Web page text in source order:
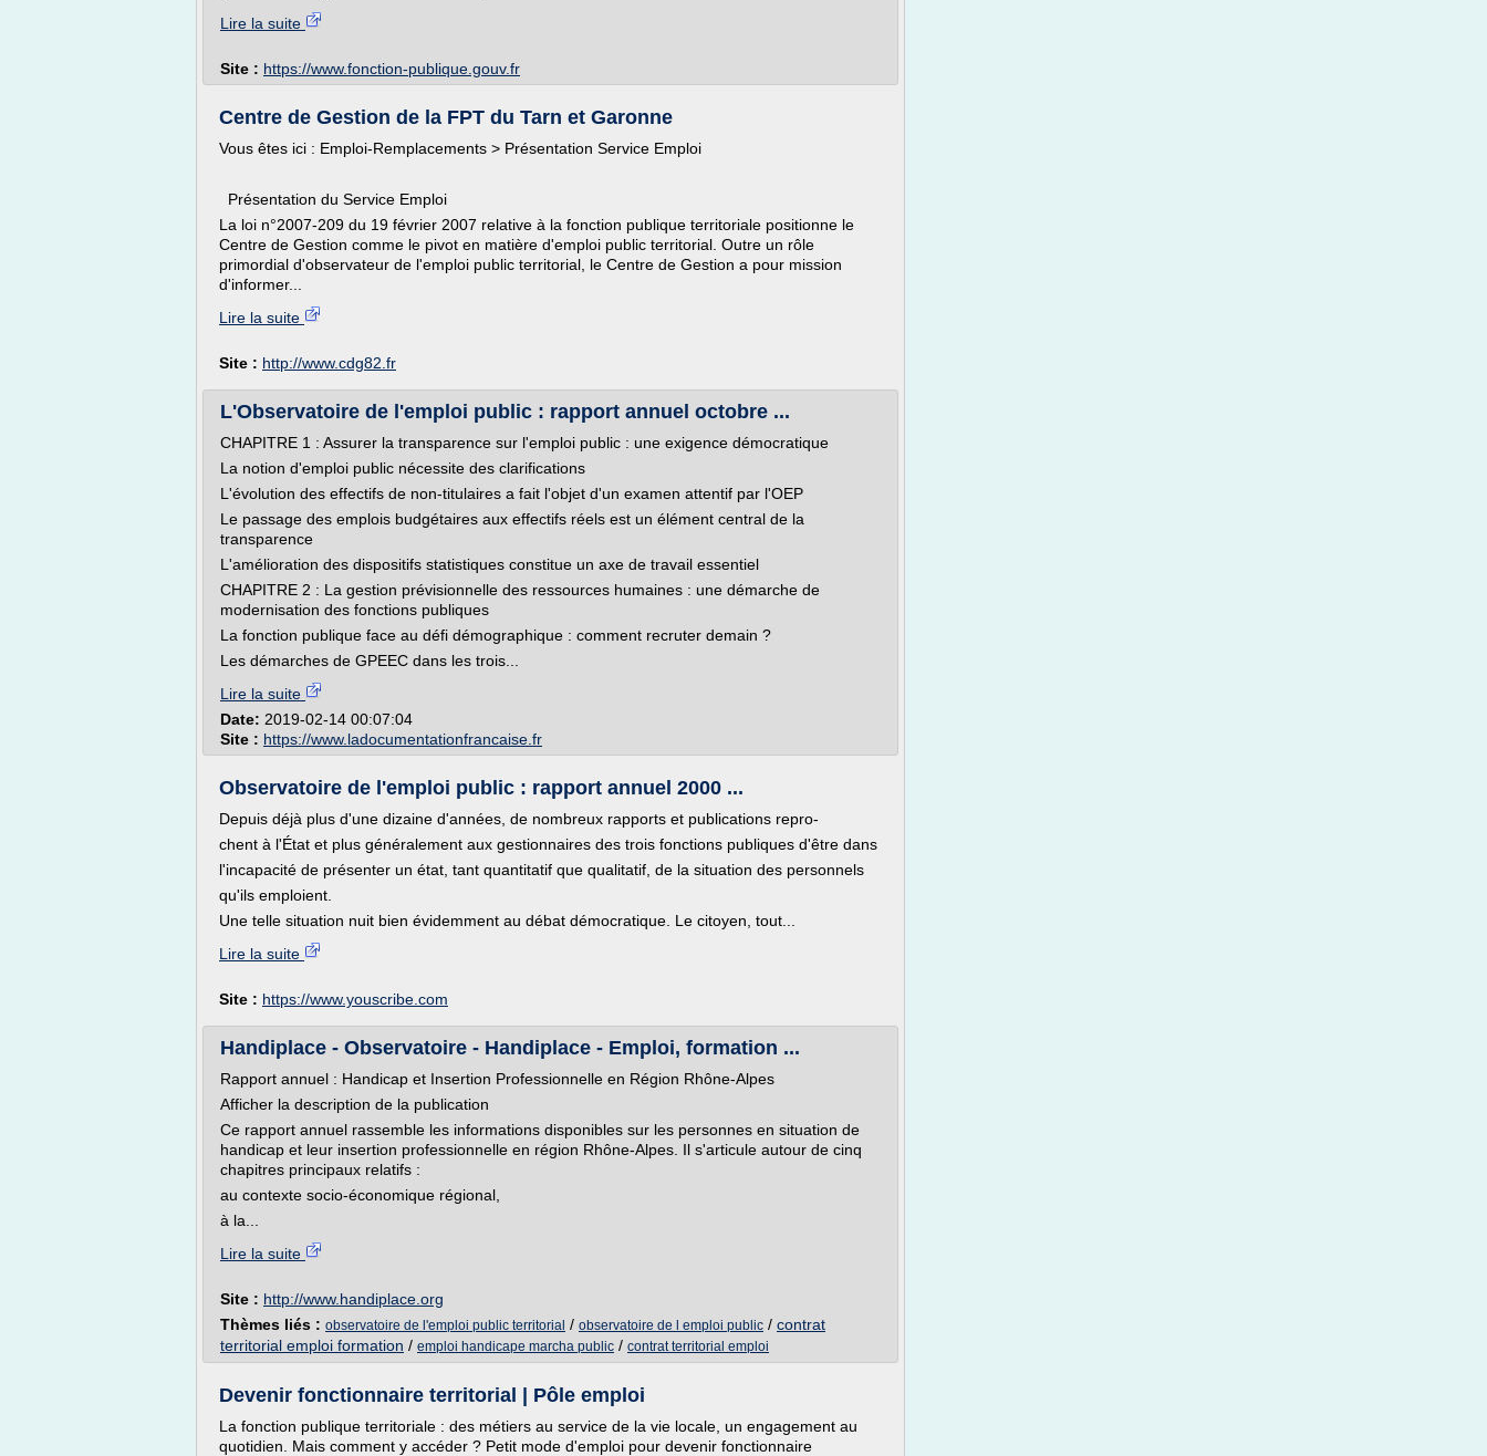
Lire la suite
Site : https://www.fonction-publique.gouv.fr
Centre de Gestion de la FPT du Tarn et Garonne
Vous êtes ici : Emploi-Remplacements > Présentation Service Emploi
Présentation du Service Emploi
La loi n°2007-209 du 19 février 2007 relative à la fonction publique territoriale positionne le
Centre de Gestion comme le pivot en matière d'emploi public territorial. Outre un rôle
primordial d'observateur de l'emploi public territorial, le Centre de Gestion a pour mission
d'informer...
Lire la suite
Site : http://www.cdg82.fr
L'Observatoire de l'emploi public : rapport annuel octobre ...
CHAPITRE 1 : Assurer la transparence sur l'emploi public : une exigence démocratique
La notion d'emploi public nécessite des clarifications
L'évolution des effectifs de non-titulaires a fait l'objet d'un examen attentif par l'OEP
Le passage des emplois budgétaires aux effectifs réels est un élément central de la
transparence
L'amélioration des dispositifs statistiques constitue un axe de travail essentiel
CHAPITRE 2 : La gestion prévisionnelle des ressources humaines : une démarche de
modernisation des fonctions publiques
La fonction publique face au défi démographique : comment recruter demain ?
Les démarches de GPEEC dans les trois...
Lire la suite
Date: 2019-02-14 00:07:04
Site : https://www.ladocumentationfrancaise.fr
Observatoire de l'emploi public : rapport annuel 2000 ...
Depuis déjà plus d'une dizaine d'années, de nombreux rapports et publications repro-
chent à l'État et plus généralement aux gestionnaires des trois fonctions publiques d'être dans
l'incapacité de présenter un état, tant quantitatif que qualitatif, de la situation des personnels
qu'ils emploient.
Une telle situation nuit bien évidemment au débat démocratique. Le citoyen, tout...
Lire la suite
Site : https://www.youscribe.com
Handiplace - Observatoire - Handiplace - Emploi, formation ...
Rapport annuel : Handicap et Insertion Professionnelle en Région Rhône-Alpes
Afficher la description de la publication
Ce rapport annuel rassemble les informations disponibles sur les personnes en situation de
handicap et leur insertion professionnelle en région Rhône-Alpes. Il s'articule autour de cinq
chapitres principaux relatifs :
au contexte socio-économique régional,
à la...
Lire la suite
Site : http://www.handiplace.org
Thèmes liés : observatoire de l'emploi public territorial / observatoire de l emploi public / contrat
territorial emploi formation / emploi handicape marcha public / contrat territorial emploi
Devenir fonctionnaire territorial | Pôle emploi
La fonction publique territoriale : des métiers au service de la vie locale, un engagement au
quotidien. Mais comment y accéder ? Petit mode d'emploi pour devenir fonctionnaire